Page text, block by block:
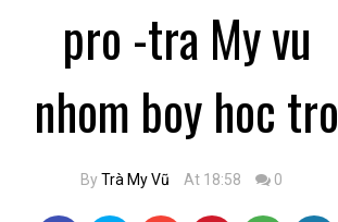
pro -tra My vu
nhom boy hoc tro
ByTrà My Vũ At 18:58 0